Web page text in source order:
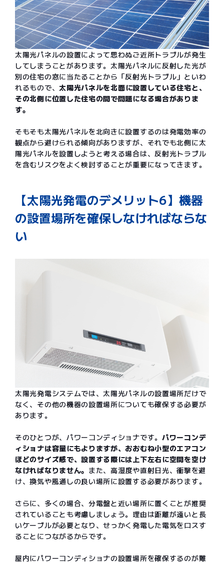
太陽光パネルの設置によって思わぬご近所トラブルが発生
してしまうことがあります。太陽光パネルに反射した光が
別の住宅の窓に当たることから「反射光トラブル」といわ
れるもので、 太陽光パネルを北面に設置している住宅と、
その北側に位置した住宅の間で問題になる場合がありま
す。
そもそも太陽光パネルを北向きに設置するのは発電効率の
観点から避けられる傾向がありますが、それでも北側に太
陽光パネルを設置しようと考える場合は、反射光トラブル
を含むリスクをよく検討することが重要になってきます。
【太陽光発電のデメリット6】機器
の設置場所を確保しなければならな
い
太陽光発電システムでは、太陽光パネルの設置場所だけで
なく、その他の機器の設置場所についても確保する必要が
あります。
そのひとつが、パワーコンディショナです。 パワーコンデ
ィショナは容量にもよりますが、おおむね小型のエアコン
ほどのサイズ感で、設置する際には上下左右に空間を空け
なければなりません。 また、高湿度や直射日光、衝撃を避
け、換気や風通しの良い場所に設置する必要があります。
さらに、多くの場合、分電盤と近い場所に置くことが推奨
されていることも考慮しましょう。理由は距離が遠いと長
いケーブルが必要となり、せっかく発電した電気をロスす
ることにつながるからです。
屋内にパワーコンディショナの設置場所を確保するのが難